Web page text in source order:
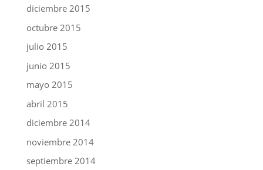
diciembre 2015
octubre 2015
julio 2015
junio 2015
mayo 2015
abril 2015
diciembre 2014
noviembre 2014
septiembre 2014